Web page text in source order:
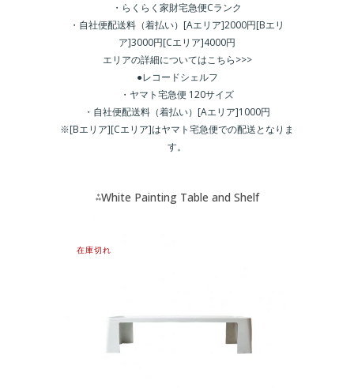
・らくらく家財宅急便Cランク
・自社便配送料（着払い）[Aエリア]2000円[Bエリ
ア]3000円[Cエリア]4000円
エリアの詳細についてはこちら>>>
●レコードシェルフ
・ヤマト宅急便 120サイズ
・自社便配送料（着払い）[Aエリア]1000円
※[Bエリア][Cエリア]はヤマト宅急便での配送となりま
す。
⁂White Painting Table and Shelf
在庫切れ